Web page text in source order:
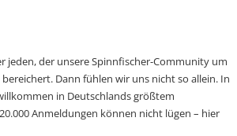
jeden, der unsere Spinnfischer-Community um
Dann fühlen wir uns nicht so allein. In
in Deutschlands größtem
Anmeldungen können nicht lügen – hier